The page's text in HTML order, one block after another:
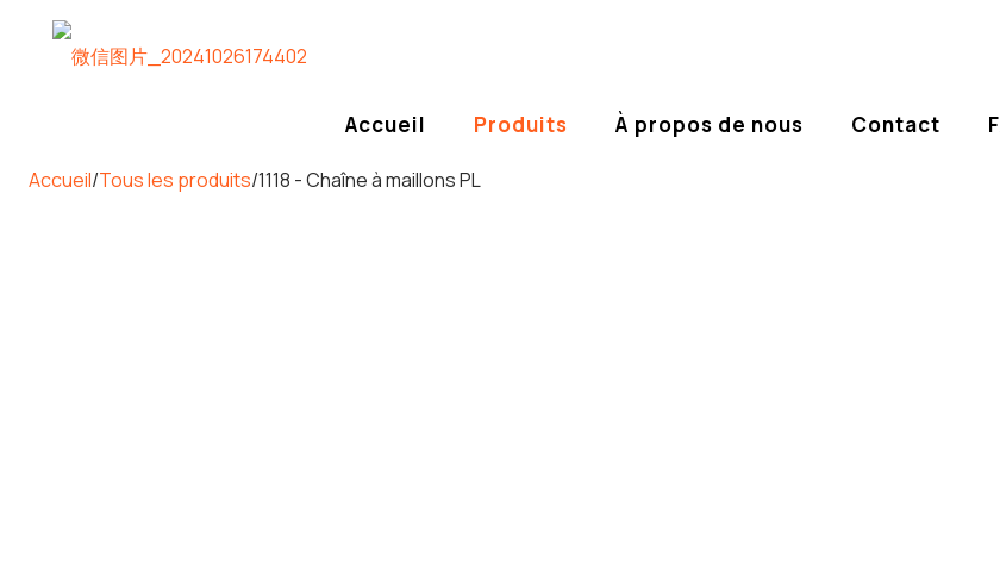
Accueil Produits À propos de nous Contact
Accueil/Tous les produits/1118 - Chaîne à maillons PL